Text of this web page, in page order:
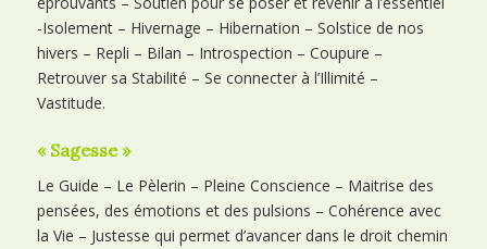
-Isolement – Hivernage – Hibernation – Solstice de nos
hivers – Repli – Bilan – Introspection – Coupure –
Retrouver sa Stabilité – Se connecter à l’Illimité –
Vastitude.
« Sagesse »
Le Guide – Le Pèlerin – Pleine Conscience – Maitrise des
pensées, des émotions et des pulsions – Cohérence avec
la Vie – Justesse qui permet d’avancer dans le droit chemin